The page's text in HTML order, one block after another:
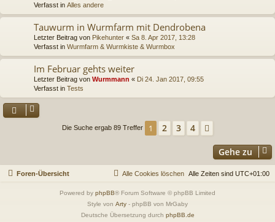
Verfasst in Alles andere
Tauwurm in Wurmfarm mit Dendrobena
Letzter Beitrag von Pikehunter « Sa 8. Apr 2017, 13:28
Verfasst in Wurmfarm & Wurmkiste & Wurmbox
Im Februar gehts weiter
Letzter Beitrag von Wurmmann « Di 24. Jan 2017, 09:55
Verfasst in Tests
Die Suche ergab 89 Treffer 1 2 3 4
Gehe zu
Foren-Übersicht Alle Zeiten sind UTC+01:00
Alle Cookies löschen
Powered by phpBB® Forum Software © phpBB Limited
Style von Arty - phpBB von MrGaby
Deutsche Übersetzung durch phpBB.de